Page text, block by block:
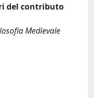
del contributo
Medievale